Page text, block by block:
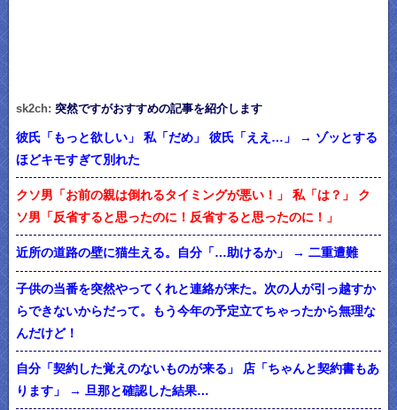
sk2ch: 突然ですがおすすめの記事を紹介します
彼氏「もっと欲しい」 私「だめ」 彼氏「ええ…」 → ゾッとする
ほどキモすぎて別れた
クソ男「お前の親は倒れるタイミングが悪い！」 私「は？」 ク
ソ男「反省すると思ったのに！反省すると思ったのに！」
近所の道路の壁に猫生える。自分「…助けるか」 → 二重遭難
子供の当番を突然やってくれと連絡が来た。次の人が引っ越すか
らできないからだって。もう今年の予定立てちゃったから無理な
んだけど！
自分「契約した覚えのないものが来る」 店「ちゃんと契約書もあ
ります」 → 旦那と確認した結果…